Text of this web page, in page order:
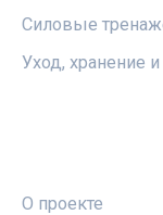
Силовые
Уход, хранение
О проекте